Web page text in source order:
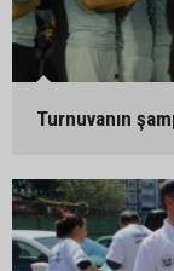
Turnuvanın